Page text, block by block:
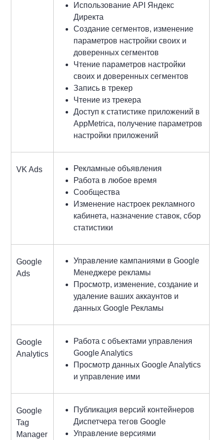
Использование API Яндекс
Директа
Создание сегментов, изменение
параметров настройки своих и
доверенных сегментов
Чтение параметров настройки
своих и доверенных сегментов
Запись в трекер
Чтение из трекера
Доступ к статистике приложений в
AppMetrica, получение параметров
настройки приложений
VK Ads
Рекламные объявления
Работа в любое время
Сообщества
Изменение настроек рекламного
кабинета, назначение ставок, сбор
статистики
Google
Ads
Управление кампаниями в Google
Менеджере рекламы
Просмотр, изменение, создание и
удаление ваших аккаунтов и
данных Google Рекламы
Google
Analytics
Работа с объектами управления
Google Analytics
Просмотр данных Google Analytics
и управление ими
Google
Tag
Manager
Публикация версий контейнеров
Диспетчера тегов Google
Управление версиями